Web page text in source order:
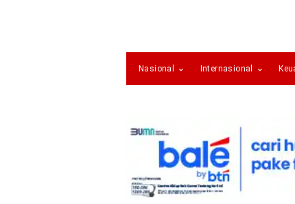
Nasional Internasional